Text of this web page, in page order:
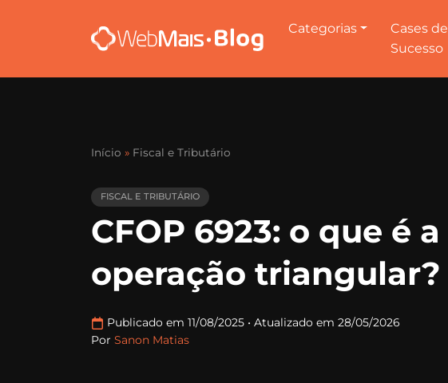
Categorias
Cases de
Sucesso
Início » Fiscal e Tributário
FISCAL E TRIBUTÁRIO
CFOP 6923: o que é a
operação triangular?
Publicado em 11/08/2025 • Atualizado em 28/05/2026
Por Sanon Matias